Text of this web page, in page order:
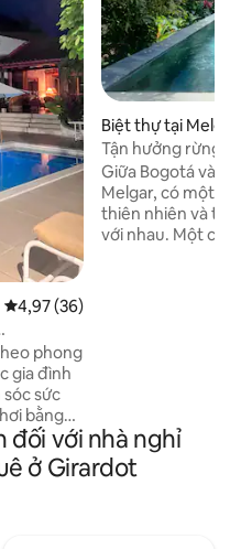
Xếp hạng trung bình 4,97/5, 36
4,97 (36)
phong
gia đình
sức
bằng
hồ bơi
thức
ngắn
Biệt thự tại Melgar
Tận hưởng rừng
Giữa Bogotá và
Melgar, có một
thiên nhiên và
với nhau. Một chỗ
gia đình hoặc bất
ngơi — mà không
đẹp.
đối với nhà nghỉ
ở Girardot